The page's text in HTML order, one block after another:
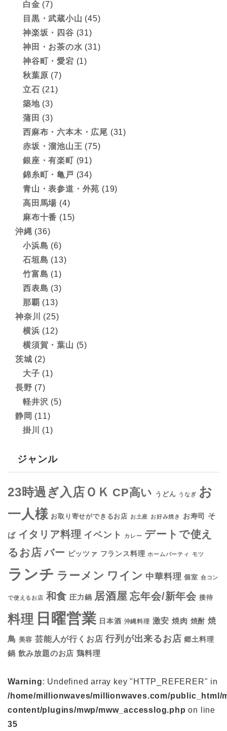
白金 (7)
目黒・武蔵小山 (45)
神楽坂・四谷 (31)
神田・お茶の水 (31)
神谷町・愛宕 (1)
秋葉原 (7)
立石 (21)
築地(3)
蒲田 (3)
西麻布・六本木・広尾 (31)
赤坂・溜池山王 (75)
銀座・有楽町 (91)
錦糸町・亀戸 (34)
青山・表参道・外苑 (19)
高田馬場 (4)
麻布十番 (15)
沖縄 (36)
小浜島 (6)
石垣島 (13)
竹富島 (1)
西表島 (3)
那覇 (13)
神奈川
(25)
横浜 (12)
横須賀・葉山 (5)
茨城 (2)
大子 (1)
長野 (7)
軽井沢 (5)
静岡 (11)
掛川
(1)
ジャンル
23時過ぎ入店ＯＫ CP高い うどん うなぎ お
一人様 お取り寄せができるお店 お土産 お好み焼き お寿司 そ
ば イタリア料理 イベント カレー デートで使え
るお店 バー ピッツァ フランス料理 ホームパーティ モツ
ランチ ラーメン ワイン 中華料理 個室 合コン
で使えるお店 和食 圧力鍋 居酒屋 忘年会/新年会 接待
料理 日曜営業 日本酒 沖縄料理 激安 焼肉 焼酎 焼
鳥 美容 芸能人が行くお店 行列が出来るお店 郷土料理
鍋 飲み放題のお店 鶏料理
Warning: Undefined array key "HTTP_REFERER" in
/home/millionwaves/millionwaves.com/public_html/
content/plugins/mwp/mww_accesslog.php on line
35